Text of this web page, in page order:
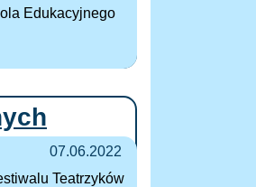
Edukacyjnego
07.06.2022
Teatrzyków